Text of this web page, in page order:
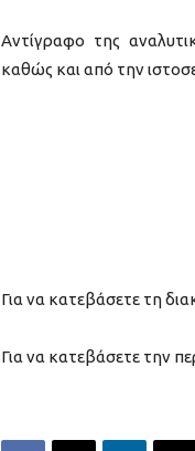
Αντίγραφο της
καθώς και από την
Για να κατεβάσετε τη
Για να κατεβάσετε την